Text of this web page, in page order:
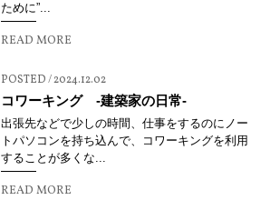
ために”...
READ MORE
POSTED / 2024.12.02
コワーキング -建築家の日常-
出張先などで少しの時間、仕事をするのにノー
トパソコンを持ち込んで、コワーキングを利用
することが多くな...
READ MORE